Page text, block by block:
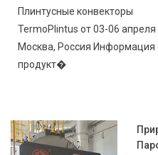
Плинтусные конвекторы
TermoPlintus от 03-06 апреля
Москва, Россия Информация
продукт�